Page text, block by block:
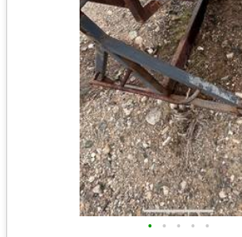
• • • • •